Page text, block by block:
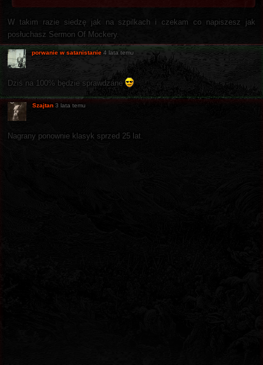
W takim razie siedzę jak na szpilkach i czekam co napiszesz jak
posłuchasz Sermon Of Mockery.
porwanie w satanistanie 4 lata temu
Dziś na 100% będzie sprawdzane
Szajtan 3 lata temu
Nagrany ponownie klasyk sprzed 25 lat.